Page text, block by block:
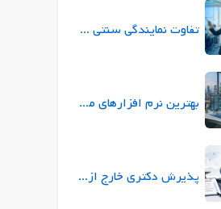
تفاوت نمایندگی سنتی بیمه با نمایندگی ازکی (ازکی‌سلر) در چیست؟
بهترین نرم افزارهای معماری برای طراحی و ارائه پروژه
پذیرش دکتری خارج از کشور |راهنمای جامع شرایط، زبان، بورسیه